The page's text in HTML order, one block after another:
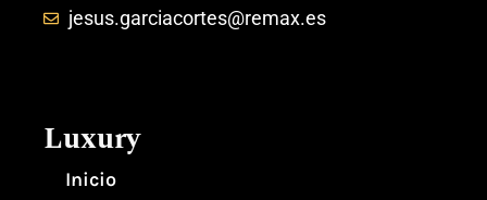
jesus.garciacortes@remax.es
Luxury
Inicio